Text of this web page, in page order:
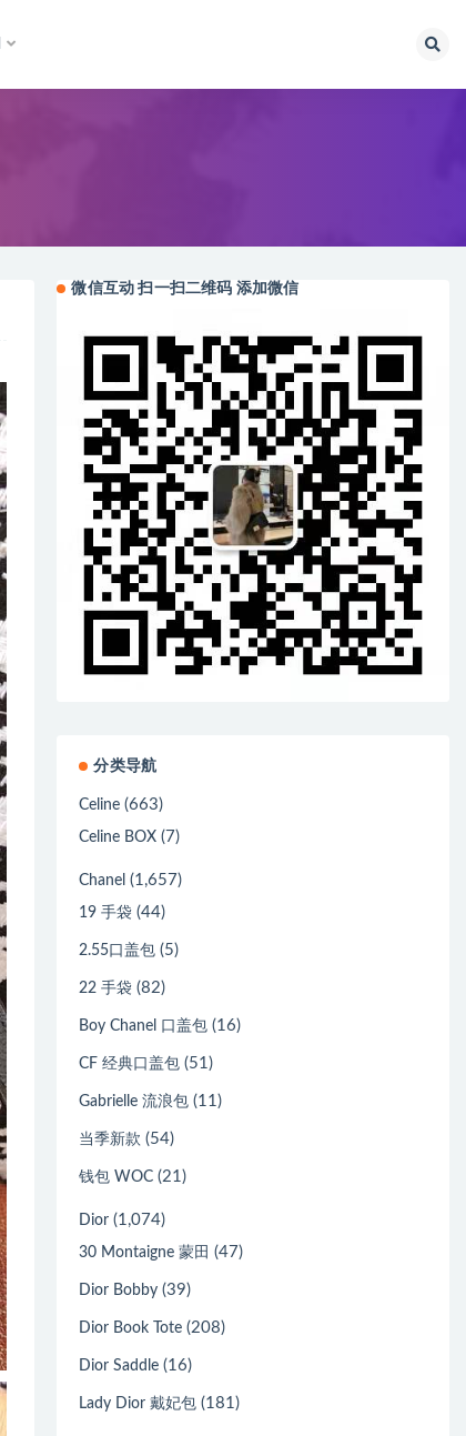
微信互动 扫一扫二维码 添加微信
分类导航
Celine (663)
Celine BOX (7)
Chanel (1,657)
19 手袋 (44)
2.55口盖包 (5)
22 手袋 (82)
Boy Chanel 口盖包 (16)
CF 经典口盖包 (51)
Gabrielle 流浪包 (11)
当季新款 (54)
钱包 WOC (21)
Dior (1,074)
30 Montaigne 蒙田 (47)
Dior Bobby (39)
Dior Book Tote (208)
Dior Saddle (16)
Lady Dior 戴妃包 (181)